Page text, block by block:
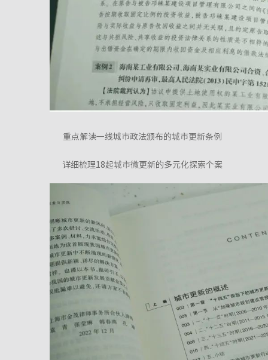
重点解读一线城市政法颁布的城市更新条例
详细梳理18起城市微更新的多元化探索个案